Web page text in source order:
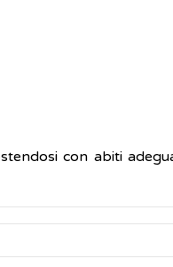
con abiti